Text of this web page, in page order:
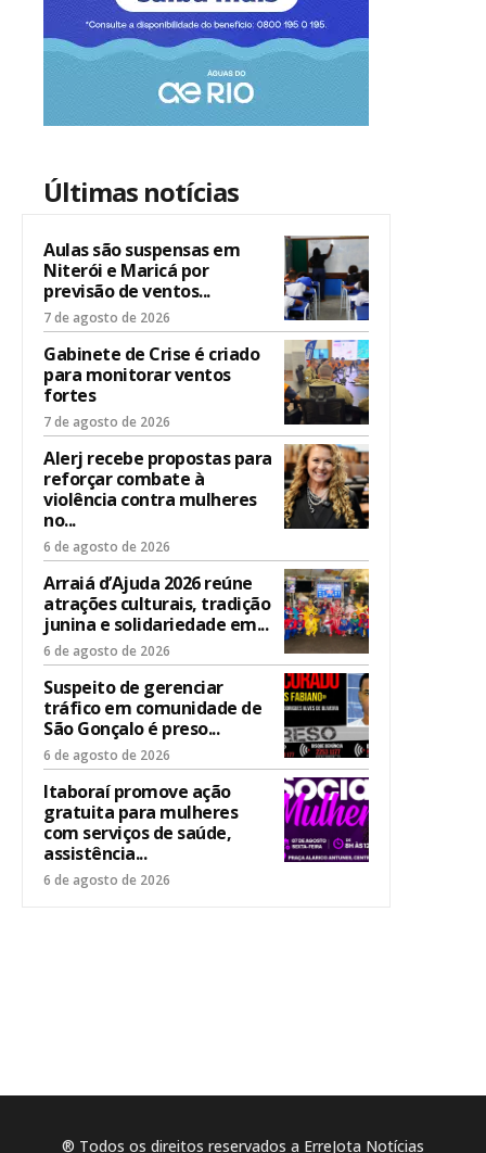
Últimas notícias
Aulas são suspensas em
Niterói e Maricá por
previsão de ventos...
7 de agosto de 2026
Gabinete de Crise é criado
para monitorar ventos
fortes
7 de agosto de 2026
Alerj recebe propostas para
reforçar combate à
violência contra mulheres
no...
6 de agosto de 2026
Arraiá d’Ajuda 2026 reúne
atrações culturais, tradição
junina e solidariedade em...
6 de agosto de 2026
Suspeito de gerenciar
tráfico em comunidade de
São Gonçalo é preso...
6 de agosto de 2026
Itaboraí promove ação
gratuita para mulheres
com serviços de saúde,
assistência...
6 de agosto de 2026
® Todos os direitos reservados a ErreJota Notícias